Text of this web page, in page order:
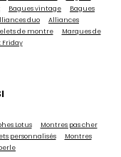
Bagues vintage
Bagues
duo
Alliances
de montre
Marques de
Friday
Lotus
Montres pas cher
personnalisés
Montres